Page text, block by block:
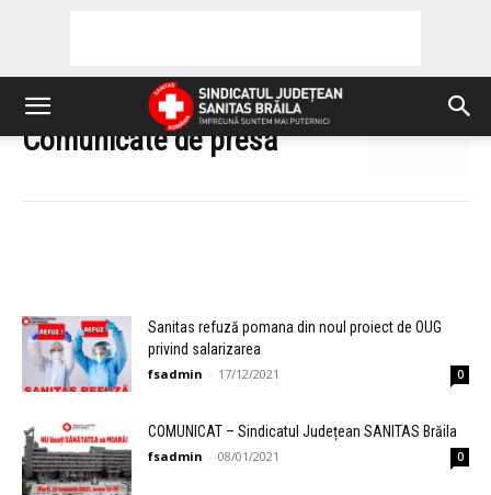
Comunicate de presă
Sanitas refuză pomana din noul proiect de OUG
privind salarizarea
fsadmin - 17/12/2021 0
COMUNICAT – Sindicatul Județean SANITAS Brăila
fsadmin - 08/01/2021 0